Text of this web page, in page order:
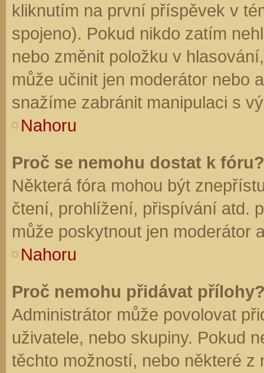
kliknutím na první příspěvek v
spojeno). Pokud nikdo zatím
nebo změnit položku v
může učinit jen moderátor nebo
snažíme zabránit manipulaci s
Nahoru
Proč se nemohu dostat k fóru?
Některá fóra mohou být
čtení, prohlížení, přispívání atd.
může poskytnout jen moderátor
Nahoru
Proč nemohu přidávat
Administrátor může povolovat
uživatele, nebo skupiny. Pokud
těchto možností, nebo některé z